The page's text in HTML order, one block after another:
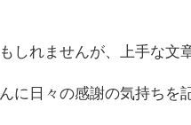
しれませんが、上手な文
に日々の感謝の気持ちを